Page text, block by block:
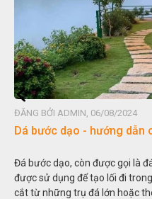
ĐĂNG BỞI ADMIN, 06/08/2024
Dá bước dạo - hướng dẫn
Đá bước dạo, còn được gọi là
được sử dụng để tạo lối đi
cắt từ những trụ đá lớn hoặc